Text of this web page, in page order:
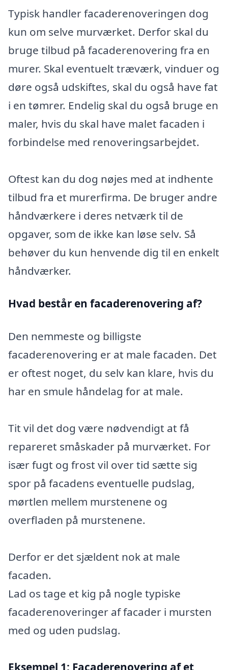
Typisk handler facaderenoveringen dog
kun om selve murværket. Derfor skal du
bruge tilbud på facaderenovering fra en
murer. Skal eventuelt træværk, vinduer og
døre også udskiftes, skal du også have fat
i en tømrer. Endelig skal du også bruge en
maler, hvis du skal have malet facaden i
forbindelse med renoveringsarbejdet.
Oftest kan du dog nøjes med at indhente
tilbud fra et murerfirma. De bruger andre
håndværkere i deres netværk til de
opgaver, som de ikke kan løse selv. Så
behøver du kun henvende dig til en enkelt
håndværker.
Hvad består en facaderenovering af?
Den nemmeste og billigste
facaderenovering er at male facaden. Det
er oftest noget, du selv kan klare, hvis du
har en smule håndelag for at male.
Tit vil det dog være nødvendigt at få
repareret småskader på murværket. For
især fugt og frost vil over tid sætte sig
spor på facadens eventuelle pudslag,
mørtlen mellem murstenene og
overfladen på murstenene.
Derfor er det sjældent nok at male
facaden.
Lad os tage et kig på nogle typiske
facaderenoveringer af facader i mursten
med og uden pudslag.
Eksempel 1: Facaderenovering af et